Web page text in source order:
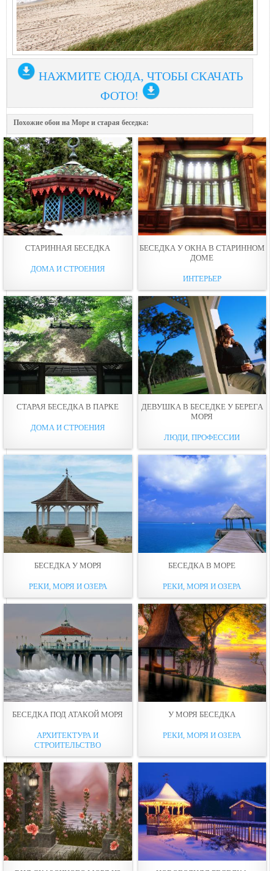
НАЖМИТЕ СЮДА, ЧТОБЫ СКАЧАТЬ
ФОТО!
Похожие обои на Море и старая беседка:
СТАРИННАЯ БЕСЕДКА
ДОМА И СТРОЕНИЯ
БЕСЕДКА У ОКНА В СТАРИННОМ
ДОМЕ
ИНТЕРЬЕР
СТАРАЯ БЕСЕДКА В ПАРКЕ
ДОМА И СТРОЕНИЯ
ДЕВУШКА В БЕСЕДКЕ У БЕРЕГА
МОРЯ
ЛЮДИ, ПРОФЕССИИ
БЕСЕДКА У МОРЯ
РЕКИ, МОРЯ И ОЗЕРА
БЕСЕДКА В МОРЕ
РЕКИ, МОРЯ И ОЗЕРА
БЕСЕДКА ПОД АТАКОЙ МОРЯ
АРХИТЕКТУРА И
СТРОИТЕЛЬСТВО
У МОРЯ БЕСЕДКА
РЕКИ, МОРЯ И ОЗЕРА